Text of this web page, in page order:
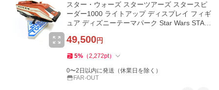
スター・ウォーズ スターツアーズ スタースピ
ーダー1000 ライトアップ ディスプレイ フィギ
ュア ディズニーテーマパーク Star Wars STAR
49,500円
5% （2,272pt）
0〜2日以内に発送（休業日を除く）
FAR-OUT